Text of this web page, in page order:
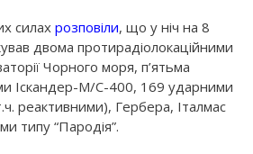
силахрозповіли, що у ніч на 8
двома протирадіолокаційними
Чорного моря, п’ятьма
Іскандер-М/С-400, 169 ударними
реактивними), Гербера, Італмас
типу “Пародія”.